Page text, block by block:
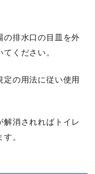
の排水口の目皿を外
ください。
の用法に従い使用
解消されればトイレ
。